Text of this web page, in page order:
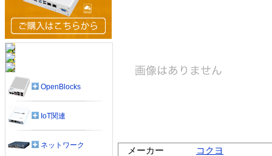
メーカー
コクヨ
OpenBlocks
IoT関連
ネットワーク